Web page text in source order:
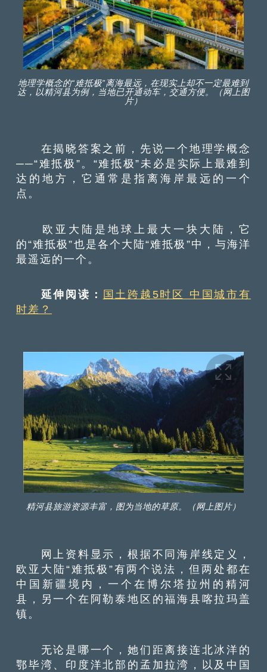
地理学概念的“难抵极”离海最远，在现实上却不一定最难到
达，以精河县为例，当地已开通动车，交通方便。（网上图
片）
在揭晓答案之前，先说一个地理学概念
──“难抵极”。“难抵极”未必是实际上最难到
达的地方，它通常是指离海岸最远的一个
点。
欧亚大陆是地球上最大一块大陆，它
的“难抵极”也是各个大陆“难抵极”中，与海洋
最遥远的一个。
延伸阅读： 国土跨越5时区 中国城市有
时差？
精河县旅游资源丰富，图为当地的草原。（网上图片）
网上资料显示，根据不同海岸线定义，
欧亚大陆“难抵极”有两个说法，但两处都在
中国新疆境内，一个在博尔塔拉州的精河
县，另一个在阿勒泰地区的福海县喀拉玛盖
镇。
无论是哪一个，她们距离接连北冰洋的
鄂毕湾、印度洋北部的孟加拉湾，以及中国